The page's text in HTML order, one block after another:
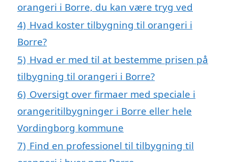
orangeri i Borre, du kan være tryg ved
4) Hvad koster tilbygning til orangeri i
Borre?
5) Hvad er med til at bestemme prisen på
tilbygning til orangeri i Borre?
6) Oversigt over firmaer med speciale i
orangeritilbygninger i Borre eller hele
Vordingborg kommune
7) Find en professionel til tilbygning til